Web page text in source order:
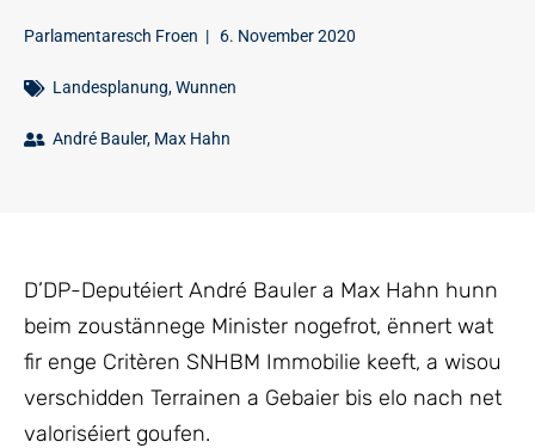
Parlamentaresch Froen | 6. November 2020
Landesplanung,Wunnen
André Bauler, Max Hahn
D’DP-Deputéiert André Bauler a Max Hahn hunn
beim zoustännege Minister nogefrot, ënnert wat
fir enge Critèren SNHBM Immobilie keeft, a wisou
verschidden Terrainen a Gebaier bis elo nach net
valoriséiert goufen.